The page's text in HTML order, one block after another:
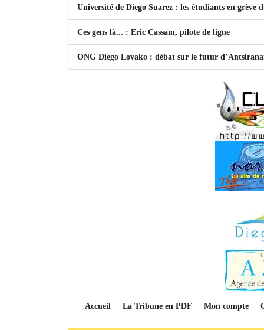
Université de Diego Suarez : les étudiants en grève
Ces gens là... : Eric Cassam, pilote de ligne
ONG Diego Lovako : débat sur le futur
Accueil La Tribune en PDF Mon compte